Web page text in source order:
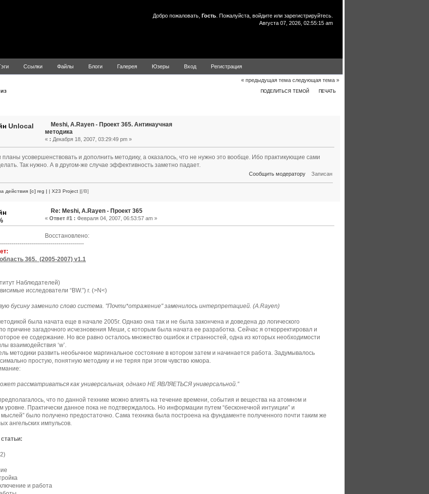
Добро пожаловать, Гость . Пожалуйста, войдите или зарегистрируйтесь
Августа 07, 2026, 02:55:15 am
Ссылки Файлы Блоги Галерея Юзеры Вход Регистрация
« предыдущая тема следующая тема »
ПОДЕЛИТЬСЯ ТЕМОЙ ПЕЧАТЬ
Unlocal
Meshi, A.Rayen - Проект 365. Антинаучная
методика
« : Декабря 18, 2007, 03:29:49 pm »
усовершенствовать и дополнить методику, а оказалось, что не нужно это вообще. Ибо практикующие сами
Так нужно. А в другом-же случае эффективность заметно падает.
Сообщить модератору Записан
действия [c] reg | | X23 Project |[/B]
Re: Meshi, A.Rayen - Проект 365
« Ответ #1 : Февраля 04, 2007, 06:53:57 am »
Восстановлено:
365. (2005-2007) v1.1
Наблюдателей)
исследователи “BW.”) г. (>N<)
бусину заменило слово система. "Почти*отражение" заменилось интерпретацией. (A.Rayen)
была начата еще в начале 2005г. Однако она так и не была закончена и доведена до логического
причине загадочного исчезновения Меши, с которым была начата ее разработка. Сейчас я откорректировал и
ее содержание. Но все равно осталось множество ошибок и странностей, одна из которых необходимости
взаимодействия ‘w’.
методики развить необычное маргинальное состояние в котором затем и начинается работа. Задумывалось
простую, понятную методику и не теряя при этом чувство юмора.
рассматриваться как универсальная, однако НЕ ЯВЛЯЕТЬСЯ универсальной.”
что по данной технике можно влиять на течение времени, события и вещества на атомном и
уровне. Практически данное пока не подтверждалось. Но информации путем “бесконечной интуиции” и
мыслей” было получено предостаточно. Сама техника была построена на фундаменте полученного почти таким же
ангельских импульсов.
и работа